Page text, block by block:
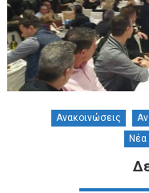
Ανακοινώσεις
Νέα